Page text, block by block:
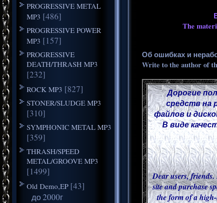
PROGRESSIVE METAL
MP3 [486]
PROGRESSIVE POWER
MP3 [157]
PROGRESSIVE
DEATH/THRASH MP3
[232]
ROCK MP3 [827]
STONER/SLUDGE MP3
[310]
SYMPHONIC METAL MP3
[359]
THRASH/SPEED
METAL/GROOVE MP3
[1499]
Old Demo,EP [43]
до 2000г
The
Об ошибках и
Write to the author of
Дорогие
средств на
файлов и
В виде
Dear users,
site and purchase
the form of a